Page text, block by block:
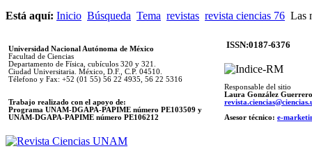
Está aquí: Inicio Búsqueda Tema revistas revista ciencias 76 Las
Universidad Nacional Autónoma de México
Facultad de Ciencias
Departamento de Física, cubículos 320 y 321.
Ciudad Universitaria. México, D.F., C.P. 04510.
Télefono y Fax: +52 (01 55) 56 22 4935, 56 22 5316
Trabajo realizado con el apoyo de:
Programa UNAM-DGAPA-PAPIME número PE103509 y
UNAM-DGAPA-PAPIME número PE106212
ISSN:0187-6376
Responsable del sitio
Laura González Guerrero
Asesor técnico: e-